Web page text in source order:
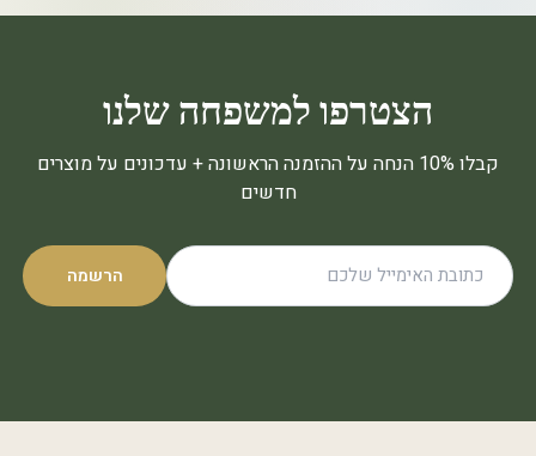
הצטרפו למשפחה שלנו
קבלו 10% הנחה על ההזמנה הראשונה + עדכונים על מוצרים
חדשים
הרשמה